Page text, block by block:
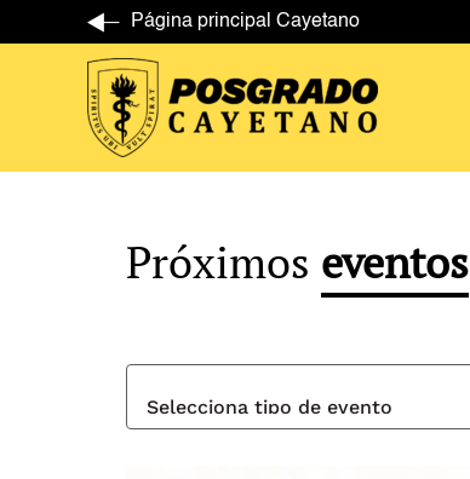
Página principal Cayetano
Próximos eventos